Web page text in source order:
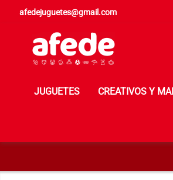
afedejuguetes@gmail.com
JUGUETES CREATIVOS Y